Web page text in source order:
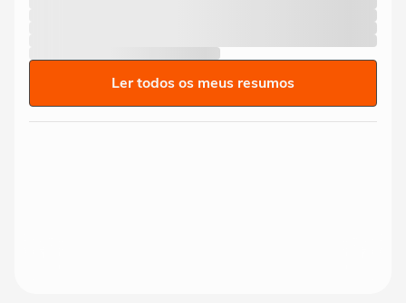
Ler todos os meus resumos